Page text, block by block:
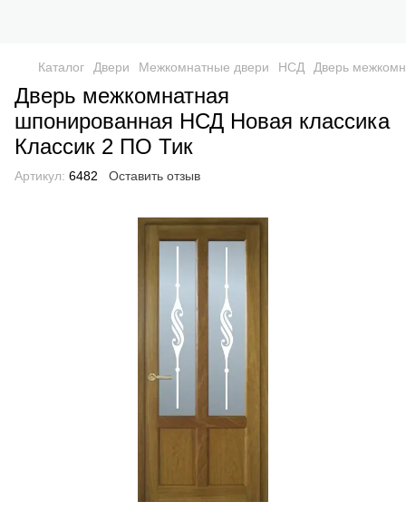
Каталог Двери Межкомнатные двери НСД Дверь
Дверь межкомнатная
шпонированная НСД Новая классика
Классик 2 ПО Тик
Артикул: 6482 Оставить отзыв